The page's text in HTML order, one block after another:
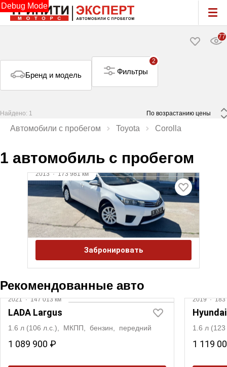
Debug Mode
77
Бренд и модель
2
Фильтры
Найдено: 1
Автомобили с пробегом Toyota Corolla
1 автомобиль с пробегом
2013·173 981 км
Toyota Corolla
1.6 л (122 л.с.), МКПП, бензин, передний
1 079 900 ₽
Забронировать
Рекомендованные авто
2021·147 013 км
LADA Largus
1.6 л (106 л.с.), МКПП, бензин, передний
1 089 900 ₽
2019·183
1.6 л
1 119